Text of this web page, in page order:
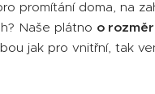
promítání doma, na
Naše plátno o
jak pro vnitřní, tak